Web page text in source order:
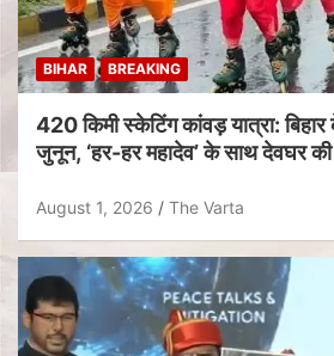
BIHAR BREAKING
420 किमी स्केटिंग कांवड़ यात्रा:
जुनून, ‘हर-हर महादेव’ के साथ देवघर
August 1, 2026 The Varta